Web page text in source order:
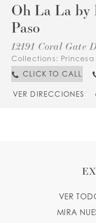
Oh La La by
Paso
12191 Coral Gate
Collections:
CLICK TO CALL
VER DIRECCIONES
VER
MIRA